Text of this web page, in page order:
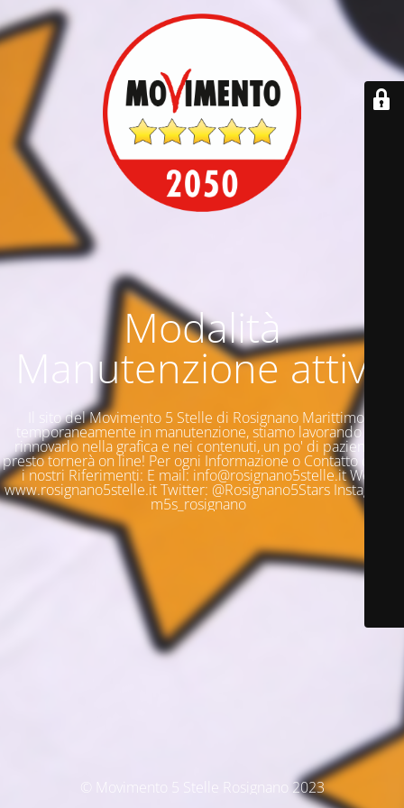
Modalità
Manutenzione attiva
Il sito del Movimento 5 Stelle di Rosignano Marittimo è
temporaneamente in manutenzione, stiamo lavorando per
rinnovarlo nella grafica e nei contenuti, un po' di pazienza e
presto tornerà on line! Per ogni Informazione o Contatto questi
i nostri Riferimenti: E mail: info@rosignano5stelle.it Web:
www.rosignano5stelle.it Twitter: @Rosignano5Stars Instagram:
m5s_rosignano
© Movimento 5 Stelle Rosignano 2023